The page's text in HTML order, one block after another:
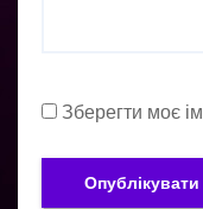
Зберегти моє